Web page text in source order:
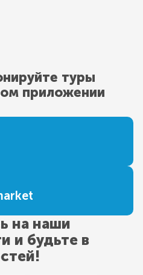
туры
приложении
на наши
и будьте в